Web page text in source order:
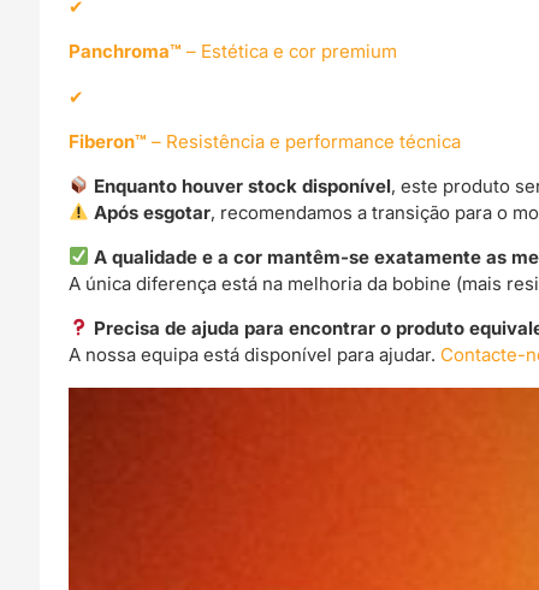
Panchroma™ – Estética e cor premium
Fiberon™ – Resistência e performance técnica
Enquanto houver stock disponível, este produto
Após esgotar, recomendamos a transição para o
A qualidade e a cor mantêm-se exatamente as
A única diferença está na melhoria da bobine (mais
Precisa de ajuda para encontrar o produto
A nossa equipa está disponível para ajudar.Contacte-